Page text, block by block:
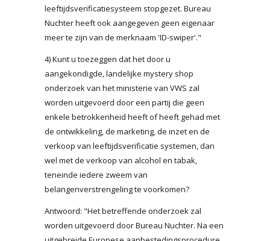
leeftijdsverificatiesysteem stopgezet. Bureau
Nuchter heeft ook aangegeven geen eigenaar
meer te zijn van de merknaam 'ID-swiper'."
4) Kunt u toezeggen dat het door u
aangekondigde, landelijke mystery shop
onderzoek van het ministerie van VWS zal
worden uitgevoerd door een partij die geen
enkele betrokkenheid heeft of heeft gehad met
de ontwikkeling, de marketing, de inzet en de
verkoop van leeftijdsverificatie systemen, dan
wel met de verkoop van alcohol en tabak,
teneinde iedere zweem van
belangenverstrengeling te voorkomen?
Antwoord: "Het betreffende onderzoek zal
worden uitgevoerd door Bureau Nuchter. Na een